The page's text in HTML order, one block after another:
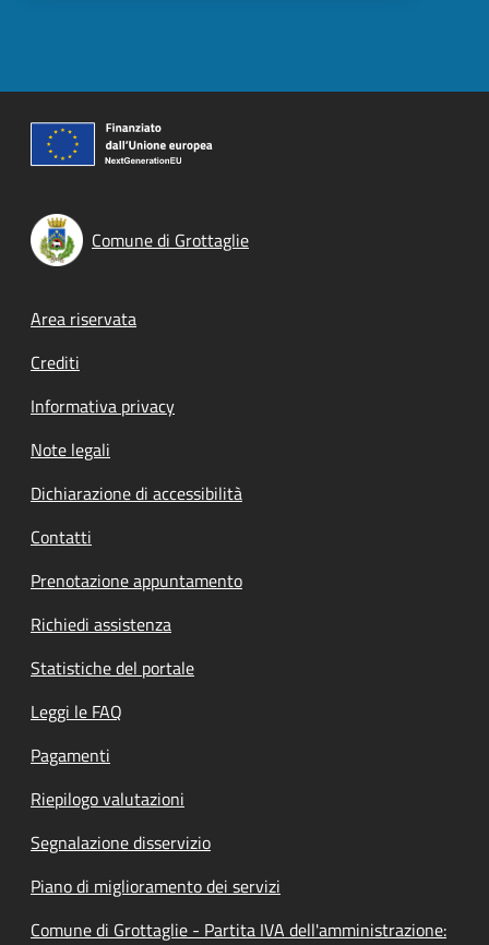
Comune di Grottaglie
Footer menu
Area riservata
Crediti
Informativa privacy
Note legali
Dichiarazione di accessibilità
Contatti
Prenotazione appuntamento
Richiedi assistenza
Statistiche del portale
Leggi le FAQ
Pagamenti
Riepilogo valutazioni
Segnalazione disservizio
Piano di miglioramento dei servizi
Comune di Grottaglie - Partita IVA dell'amministrazione: